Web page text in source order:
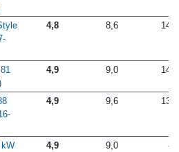
4,8 8,6 14,7
4,9 9,0 14,5
4,9 9,6 13,6
4,9 9,0 -